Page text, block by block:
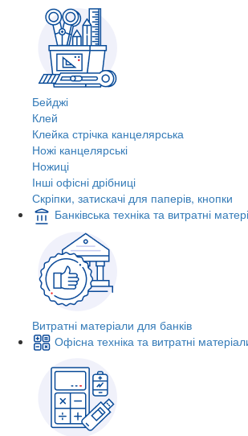
Бейджі
Клей
Клейка стрічка канцелярська
Ножі канцелярські
Ножиці
Інші офісні дрібниці
Скріпки, затискачі для паперів, кнопки
Банківська техніка та витратні
Витратні матеріали для банків
Офісна техніка та витратні